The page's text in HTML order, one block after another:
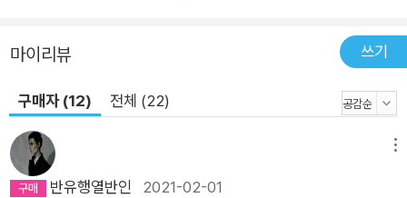
마이리뷰 쓰기
구매자 (12) 전체 (22)
반유행열반인 2021-02-01